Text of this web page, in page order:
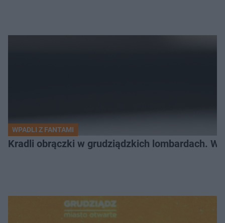
WPADLI Z FANTAMI
Kradli obrączki w grudziądzkich lombardach.